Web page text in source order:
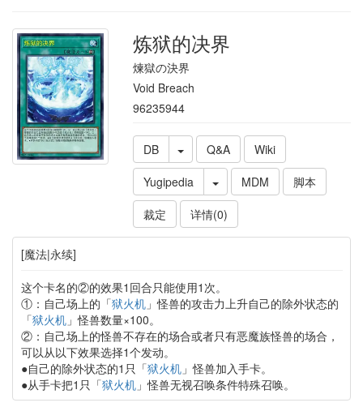
炼狱的决界
煉獄の決界
Void Breach
96235944
DB Q&A
Wiki
Yugipedia
MDM
脚本
裁定
详情(0)
[魔法|永续]
这个卡名的②的效果1回合只能使用1次。
①：自己场上的「狱火机」怪兽的攻击力上升自己的除外状态的
「狱火机」怪兽数量×100。
②：自己场上的怪兽不存在的场合或者只有恶魔族怪兽的场合，
可以从以下效果选择1个发动。
●自己的除外状态的1只「狱火机」怪兽加入手卡。
●从手卡把1只「狱火机」怪兽无视召唤条件特殊召唤。